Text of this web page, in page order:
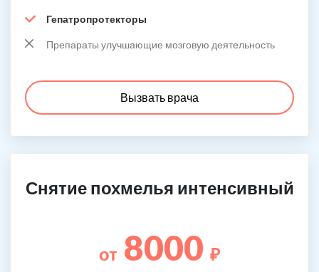
Гепатропротекторы
Препараты улучшающие мозговую деятельность
Вызвать врача
Снятие похмелья интенсивный
от 8000 ₽